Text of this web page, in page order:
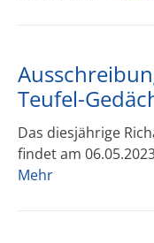
Teufel-
Das diesjährige
findet am
Mehr